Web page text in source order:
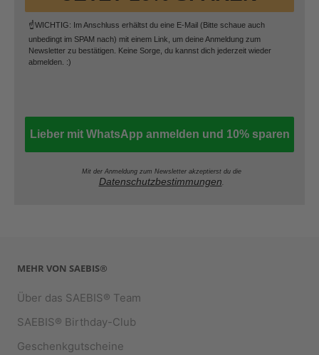
☝️WICHTIG: Im Anschluss erhältst du eine E-Mail (Bitte schaue auch
unbedingt im SPAM nach) mit einem Link, um deine Anmeldung zum
Newsletter zu bestätigen. Keine Sorge, du kannst dich jederzeit wieder
abmelden. :)
Lieber mit WhatsApp anmelden und 10% sparen
Mit der Anmeldung zum Newsletter akzeptierst du die
Datenschutzbestimmungen
MEHR VON SAEBIS®
Über das SAEBIS® Team
SAEBIS® Birthday-Club
Geschenkgutscheine